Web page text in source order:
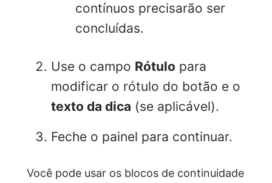
contínuos precisarão ser
concluídas.
Use o campo Rótulo para
modificar o rótulo do botão e o
texto da dica (se aplicável).
Feche o painel para continuar.
Você pode usar os blocos de continuidade